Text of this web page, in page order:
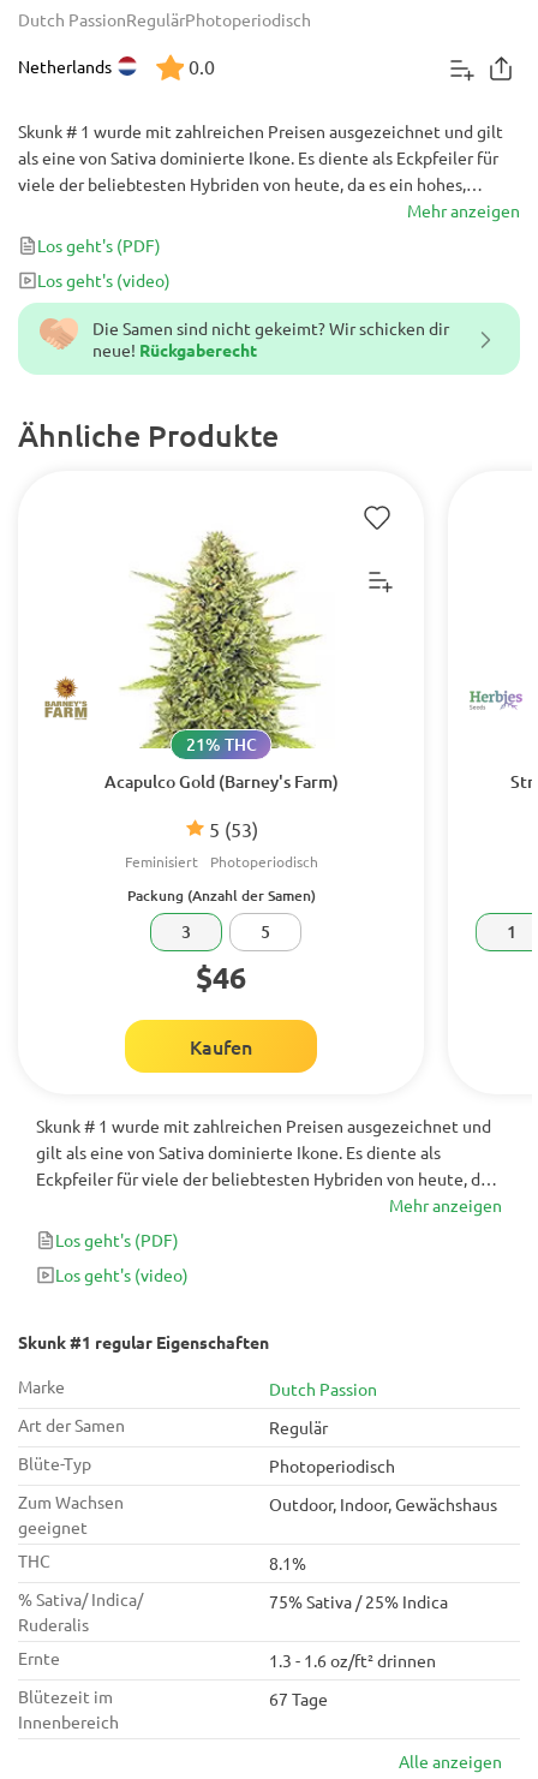
Dutch PassionRegulärPhotoperiodisch
Netherlands 0.0
Die Samen sind nicht gekeimt? Wir schicken dir
neue! Rückgaberecht
Ähnliche Produkte
Acapulco Gold (Barney's Farm)
5 (53)
21% THC
Feminisiert Photoperiodisch
Packung (Anzahl der Samen)
3 5
$46
Kaufen
1
Skunk # 1 wurde mit zahlreichen Preisen ausgezeichnet und
gilt als eine von Sativa dominierte Ikone. Es diente als
Eckpfeiler für viele der beliebtesten Hybriden von heute, da
es ein hohes, legendäres Erbe und süße und angenehme
Aromen sowie einen THC-Gehalt im Bereich von 15% bis 19%
aufweist. Medizinisch gesehen wird Skunk # 1 hauptsächlich
zur Behandlung von Depressionen und Stress eingesetzt.
Mehr anzeigen
Los geht's (PDF)
Los geht's (video)
Skunk #1 regular Eigenschaften
Marke
Dutch Passion
Art der Samen
Regulär
Blüte-Typ
Photoperiodisch
Zum Wachsen
geeignet
Outdoor, Indoor, Gewächshaus
THC
8.1%
% Sativa/ Indica/
Ruderalis
75% Sativa / 25% Indica
Ernte
1.3 - 1.6 oz/ft² drinnen
Blütezeit im
Innenbereich
67 Tage
Alle anzeigen
Skunk # 1 wurde mit zahlreichen Preisen ausgezeichnet und gilt
als eine von Sativa dominierte Ikone. Es diente als Eckpfeiler für
viele der beliebtesten Hybriden von heute, da es ein hohes,
legendäres Erbe und süße und angenehme Aromen sowie einen
THC-Gehalt im Bereich von 15% bis 19% aufweist. Medizinisch
gesehen wird Skunk # 1 hauptsächlich zur Behandlung von
Depressionen und Stress eingesetzt.
Mehr anzeigen
Los geht's (PDF)
Los geht's (video)